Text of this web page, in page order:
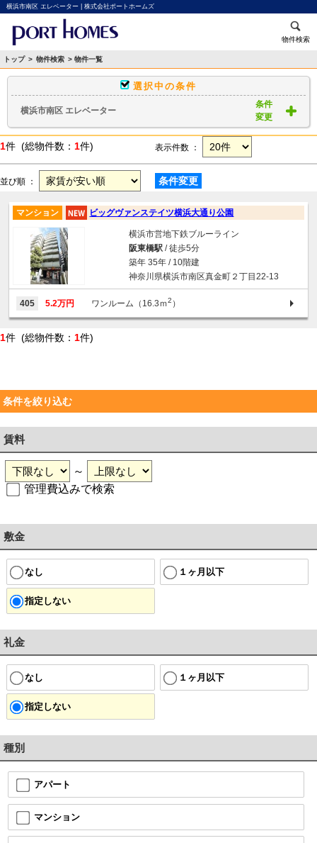
横浜市南区 エレベーター | 株式会社ポートホームズ
物件検索
トップ > 物件検索 > 物件一覧
選択中の条件
横浜市南区 エレベーター
条件
変更
1件 (総物件数： 1件) 表示件数 ：
並び順 ： 条件変更
マンション ビッグヴァンステイツ横浜大通り公園
横浜市営地下鉄ブルーライン
阪東橋駅/ 徒歩5分
築年 35年 / 10階建
神奈川県横浜市南区真金町２丁目22-13
405 5.2万円 ワンルーム（16.3ｍ2 ）
1件 (総物件数： 1件)
条件を絞り込む
賃料
～
管理費込みで検索
敷金
なし １ヶ月以下
指定しない
礼金
なし １ヶ月以下
指定しない
種別
アパート
マンション